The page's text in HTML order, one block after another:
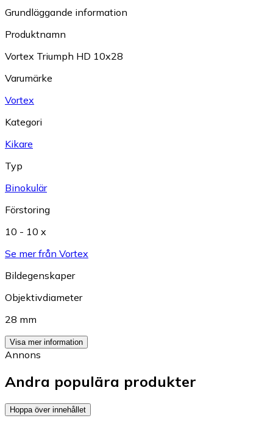
Grundläggande information
Produktnamn
Vortex Triumph HD 10x28
Varumärke
Vortex
Kategori
Kikare
Typ
Binokulär
Förstoring
10 - 10 x
Se mer från Vortex
Bildegenskaper
Objektivdiameter
28 mm
Visa mer information
Annons
Andra populära produkter
Hoppa över innehållet